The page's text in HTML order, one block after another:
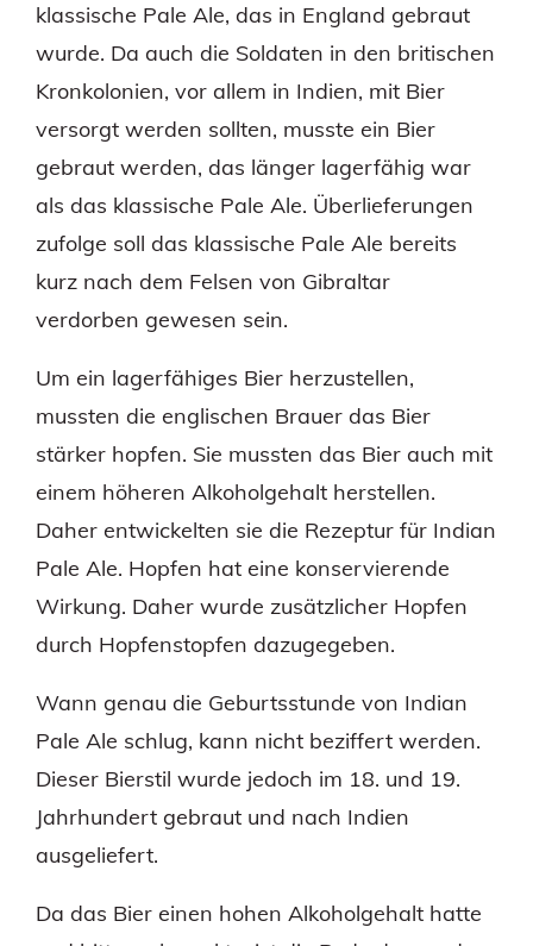
klassische Pale Ale, das in England gebraut
wurde. Da auch die Soldaten in den britischen
Kronkolonien, vor allem in Indien, mit Bier
versorgt werden sollten, musste ein Bier
gebraut werden, das länger lagerfähig war
als das klassische Pale Ale. Überlieferungen
zufolge soll das klassische Pale Ale bereits
kurz nach dem Felsen von Gibraltar
verdorben gewesen sein.
Um ein lagerfähiges Bier herzustellen,
mussten die englischen Brauer das Bier
stärker hopfen. Sie mussten das Bier auch mit
einem höheren Alkoholgehalt herstellen.
Daher entwickelten sie die Rezeptur für Indian
Pale Ale. Hopfen hat eine konservierende
Wirkung. Daher wurde zusätzlicher Hopfen
durch Hopfenstopfen dazugegeben.
Wann genau die Geburtsstunde von Indian
Pale Ale schlug, kann nicht beziffert werden.
Dieser Bierstil wurde jedoch im 18. und 19.
Jahrhundert gebraut und nach Indien
ausgeliefert.
Da das Bier einen hohen Alkoholgehalt hatte